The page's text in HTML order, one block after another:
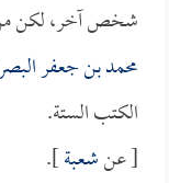
شخص آخر، لكن من
محمد بن جعفر
الكتب الستة.
[ عنشعبة].